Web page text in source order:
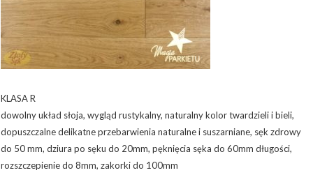
KLASA R
dowolny układ słoja, wygląd rustykalny, naturalny kolor twardzieli i bieli,
dopuszczalne delikatne przebarwienia naturalne i suszarniane, sęk zdrowy
do 50 mm, dziura po sęku do 20mm, pęknięcia sęka do 60mm długości,
rozszczepienie do 8mm, zakorki do 100mm